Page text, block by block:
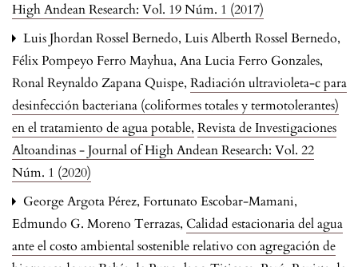
High Andean Research: Vol. 19 Núm. 1 (2017)
Luis Jhordan Rossel Bernedo, Luis Alberth Rossel Bernedo,
Félix Pompeyo Ferro Mayhua, Ana Lucia Ferro Gonzales,
Ronal Reynaldo Zapana Quispe, Radiación ultravioleta-c para
desinfección bacteriana (coliformes totales y termotolerantes)
en el tratamiento de agua potable, Revista de Investigaciones
Altoandinas - Journal of High Andean Research: Vol. 22
Núm. 1 (2020)
George Argota Pérez, Fortunato Escobar-Mamani,
Edmundo G. Moreno Terrazas, Calidad estacionaria del agua
ante el costo ambiental sostenible relativo con agregación de